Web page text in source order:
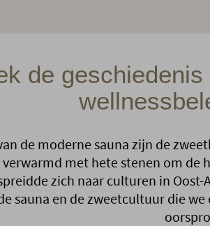
de
de moderne sauna zijn de
met hete stenen om de
zich naar culturen in
sauna en de zweetcultuur die